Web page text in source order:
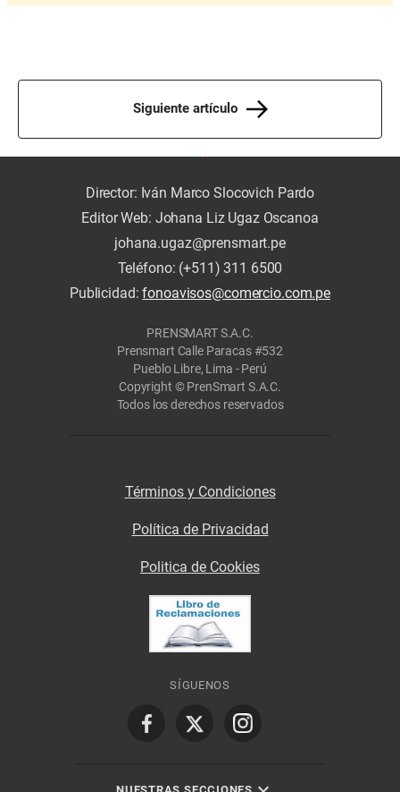
Siguiente artículo
Director: Iván Marco Slocovich Pardo
Editor Web: Johana Liz Ugaz Oscanoa
johana.ugaz@prensmart.pe
Teléfono: (+511) 311 6500
Publicidad:fonoavisos@comercio.com.pe
PRENSMART S.A.C.
Prensmart Calle Paracas #532
Pueblo Libre, Lima - Perú
Copyright © PrenSmart S.A.C.
Todos los derechos reservados
Términos y Condiciones
Política de Privacidad
Politica de Cookies
SÍGUENOS